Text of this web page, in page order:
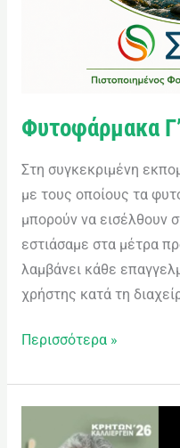
Φυτοφάρμακα
Στη συγκεκριμένη
με τους οποίους τα
μπορούν να εισέλθουν
εστιάσαμε στα μέτρα
λαμβάνει κάθε
χρήστης κατά τη
Περισσότερα »
Αλέκος: